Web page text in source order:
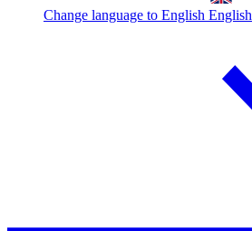
Change language to English English